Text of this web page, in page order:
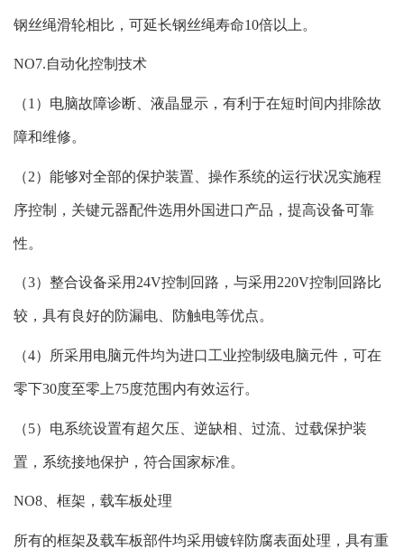
钢丝绳滑轮相比，可延长钢丝绳寿命10倍以上。
NO7.自动化控制技术
（1）电脑故障诊断、液晶显示，有利于在短时间内排除故
障和维修。
（2）能够对全部的保护装置、操作系统的运行状况实施程
序控制，关键元器配件选用外国进口产品，提高设备可靠
性。
（3）整合设备采用24V控制回路，与采用220V控制回路比
较，具有良好的防漏电、防触电等优点。
（4）所采用电脑元件均为进口工业控制级电脑元件，可在
零下30度至零上75度范围内有效运行。
（5）电系统设置有超欠压、逆缺相、过流、过载保护装
置，系统接地保护，符合国家标准。
NO8、框架，载车板处理
所有的框架及载车板部件均采用镀锌防腐表面处理，具有重